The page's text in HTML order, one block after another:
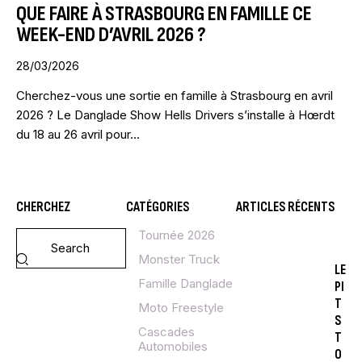
QUE FAIRE À STRASBOURG EN FAMILLE CE
WEEK-END D’AVRIL 2026 ?
28/03/2026
Cherchez-vous une sortie en famille à Strasbourg en avril
2026 ? Le Danglade Show Hells Drivers s’installe à Hœrdt
du 18 au 26 avril pour…
CHERCHEZ CATÉGORIES
Tournée 2026
Monster Truck
Famille Danglade
Moto Freestyle
Cascades
Automobiles
ARTICLES RÉCENTS
LE
PI
T
S
T
O